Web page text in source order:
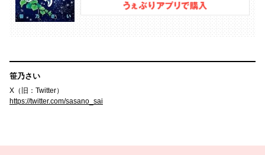
笹乃さい
X（旧：Twitter）
https://twitter.com/sasano_sai